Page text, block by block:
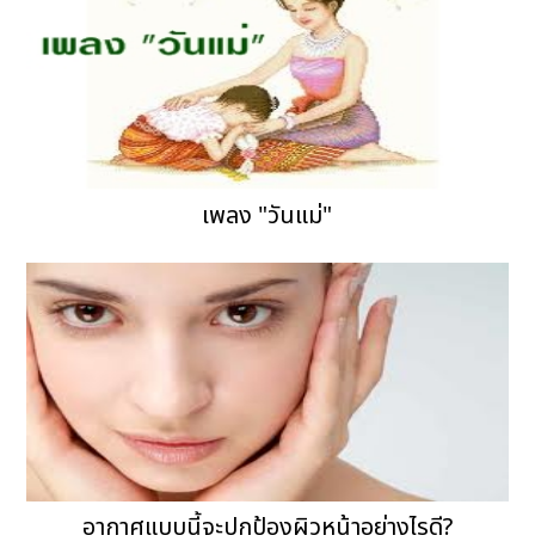
เพลง "วันแม่"
อากาศแบบนี้จะปกป้องผิวหน้าอย่างไรดี?